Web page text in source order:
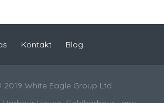
Kontakt Blog
White Eagle Group Ltd